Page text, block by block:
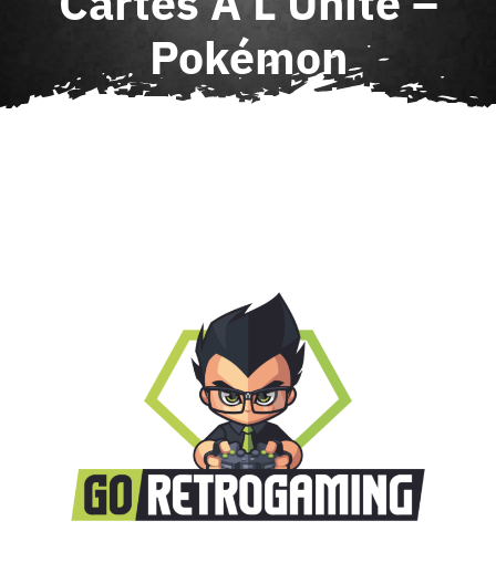
Agenda
Contact
Pokémon